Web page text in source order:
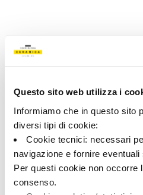
Questo sito web utilizza i
Informiamo che in questo sito
diversi tipi di cookie:
Cookie tecnici: necessari
navigazione e fornire eventuali
Per questi cookie non occorre
consenso.
Share: